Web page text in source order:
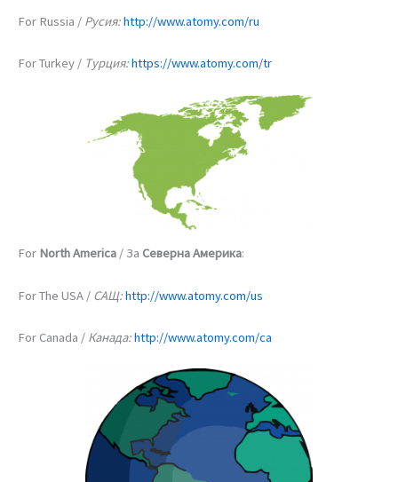
For Russia / Русия:http://www.atomy.com/ru
For Turkey / Турция:https://www.atomy.com/tr
For North America / За Северна Америка:
For The USA / САЩ:http://www.atomy.com/us
For Canada / Канада:http://www.atomy.com/ca